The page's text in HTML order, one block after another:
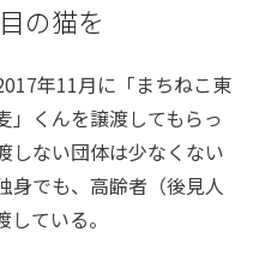
の猫を
年11月に「まちねこ東
」くんを譲渡してもらっ
しない団体は少なくない
身でも、高齢者（後見人
ている。